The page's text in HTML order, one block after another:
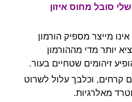
סובל מחוס איזון
מייצר מספיק הורמון
יותר מדי מההורמון
זיהומים שטחיים בעור.
קרחים, וכלבך עלול לשרוט
מאלרגיות.